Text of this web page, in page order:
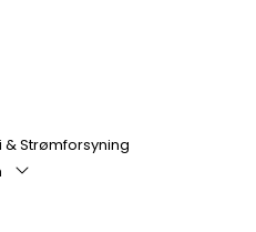
& Strømforsyning